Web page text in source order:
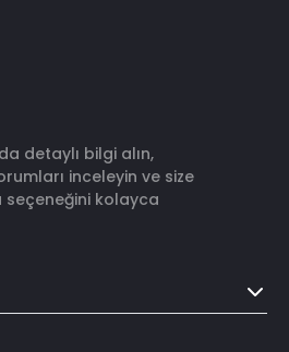
detaylı bilgi alın,
inceleyin ve size
seçeneğini kolayca